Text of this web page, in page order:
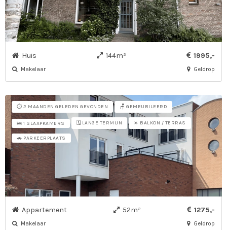
Huis 144m² 1995,-
Makelaar Geldrop
⏱️ 2 MAANDEN GELEDEN GEVONDEN 🪑 GEMEUBILEERD
🛌 1 SLAAPKAMERS 🗓️ LANGE TERMIJN ☀️ BALKON / TERRAS
🚗 PARKEERPLAATS
Appartement 52m² 1275,-
Makelaar Geldrop